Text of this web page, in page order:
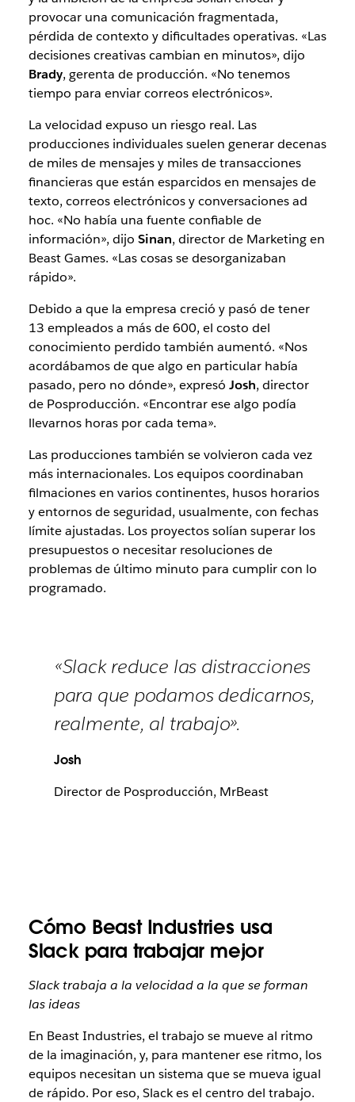
provocar una comunicación fragmentada,
pérdida de contexto y dificultades operativas. «Las
decisiones creativas cambian en minutos», dijo
Brady, gerenta de producción. «No tenemos
tiempo para enviar correos electrónicos».
La velocidad expuso un riesgo real. Las
producciones individuales suelen generar decenas
de miles de mensajes y miles de transacciones
financieras que están esparcidos en mensajes de
texto, correos electrónicos y conversaciones ad
hoc. «No había una fuente confiable de
información», dijo Sinan, director de Marketing en
Beast Games. «Las cosas se desorganizaban
rápido».
Debido a que la empresa creció y pasó de tener
13 empleados a más de 600, el costo del
conocimiento perdido también aumentó. «Nos
acordábamos de que algo en particular había
pasado, pero no dónde», expresó Josh, director
de Posproducción. «Encontrar ese algo podía
llevarnos horas por cada tema».
Las producciones también se volvieron cada vez
más internacionales. Los equipos coordinaban
filmaciones en varios continentes, husos horarios
y entornos de seguridad, usualmente, con fechas
límite ajustadas. Los proyectos solían superar los
presupuestos o necesitar resoluciones de
problemas de último minuto para cumplir con lo
programado.
«Slack reduce las distracciones
para que podamos dedicarnos,
realmente, al trabajo».
Josh
Director de Posproducción, MrBeast
Cómo Beast Industries usa
Slack para trabajar mejor
Slack trabaja a la velocidad a la que se forman
las ideas
En Beast Industries, el trabajo se mueve al ritmo
de la imaginación, y, para mantener ese ritmo, los
equipos necesitan un sistema que se mueva igual
de rápido. Por eso, Slack es el centro del trabajo.